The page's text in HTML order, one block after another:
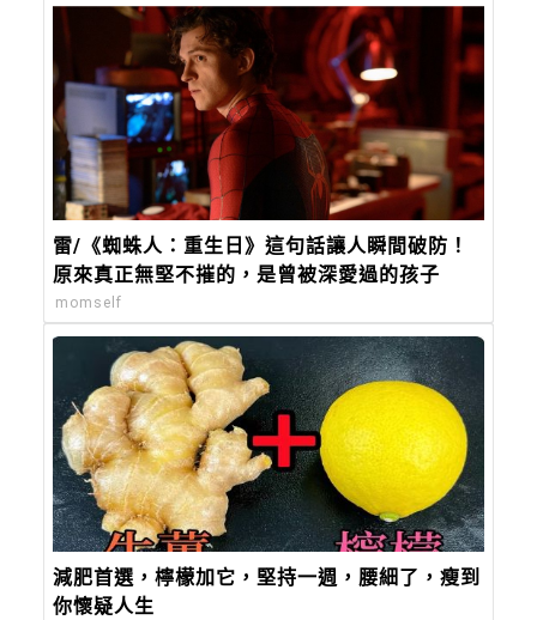
雷/《蜘蛛人：重生日》這句話讓人瞬間破防！
原來真正無堅不摧的，是曾被深愛過的孩子
momself
減肥首選，檸檬加它，堅持一週，腰細了，瘦到
你懷疑人生